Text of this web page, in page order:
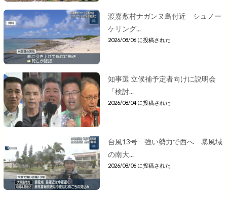
渡嘉敷村ナガンヌ島付近 シュノー
ケリング...
2026/08/06 に投稿された
知事選 立候補予定者向けに説明会
「検討...
2026/08/04 に投稿された
台風13号 強い勢力で西へ 暴風域
の南大...
2026/08/06 に投稿された